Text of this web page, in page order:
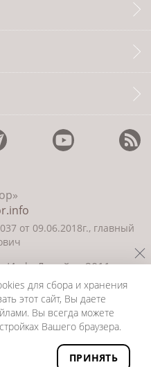
от 09.06.2018г., главный
2011—
для сбора и хранения
этот сайт, Вы даете
Вы всегда можете
Вашего браузера.
ПРИНЯТЬ